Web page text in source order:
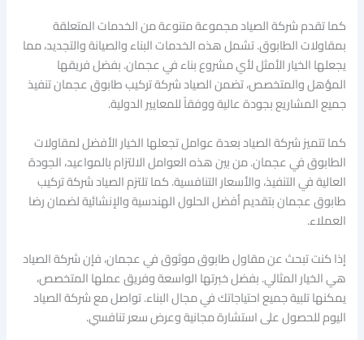
كما تقدم شركة الصياد مجموعة متنوعة من الخدمات المتعلقة
بمقاولات الطابوق. تشمل هذه الخدمات البناء والصيانة والتجديد، مما
يجعلها الخيار الأمثل لأي مشروع بناء في عجمان. بفضل فريقها
المؤهل والمتخصص، تضمن الصياد شركة تركيب طابوق عجمان تنفيذ
جميع المشاريع بجودة عالية ووفقاً للمعايير الدولية.
كما تتميز شركة الصياد بعدة عوامل تجعلها الخيار الأفضل لمقاولات
الطابوق في عجمان. من بين هذه العوامل الالتزام بالمواعيد، الجودة
العالية في التنفيذ، والأسعار التنافسية. كما تلتزم الصياد شركة تركيب
طابوق عجمان بتقديم أفضل الحلول الهندسية والإنشائية لضمان رضا
العملاء.
إذا كنت تبحث عن مقاول طابوق موثوق في عجمان، فإن شركة الصياد
هي الخيار المثالي. بفضل خبرتها الواسعة وفريق عملها المتخصص،
يمكنها تلبية جميع احتياجاتك في مجال البناء. تواصل مع شركة الصياد
اليوم للحصول على استشارة مجانية وعرض سعر تنافسي.